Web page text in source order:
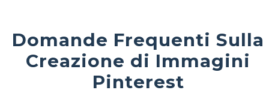
Domande Frequenti Sulla
Creazione di Immagini
Pinterest